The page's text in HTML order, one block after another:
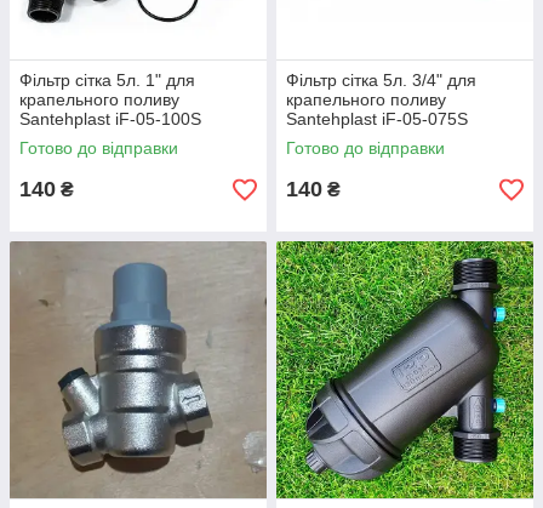
Фільтр сітка 5л. 1" для
крапельного поливу
Santehplast iF-05-100S
Готово до відправки
140 ₴
Фільтр сітка 5л. 3/4" для
крапельного поливу
Santehplast iF-05-075S
Готово до відправки
140 ₴